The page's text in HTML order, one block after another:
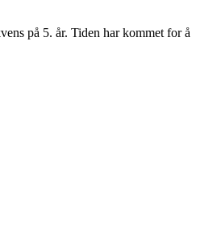
på 5. år. Tiden har kommet for å